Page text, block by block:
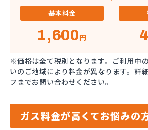
基本料金
1,600円
※価格は全て税別となります。ご利用中
いのご地域により料金が異なります。詳
フまでお問い合わせください。
ガス料金が高くてお悩みの